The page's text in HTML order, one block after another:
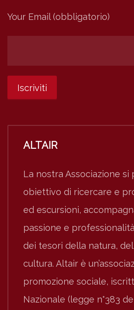
Your Email (obbligatorio)
ALTAIR
La nostra Associazione si
obiettivo di ricercare e
ed escursioni,
passione e
dei tesori della natura,
cultura. Altair è
promozione sociale,
Nazionale (legge n°383